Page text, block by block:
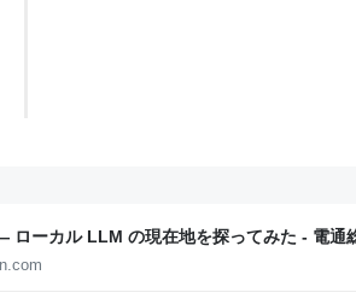
ローカル LLM の現在地を探ってみた - 電通